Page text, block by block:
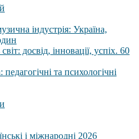
індустрія: Україна,
досвід, інновації, успіх. 60
та психологічні
і міжнародні 2026